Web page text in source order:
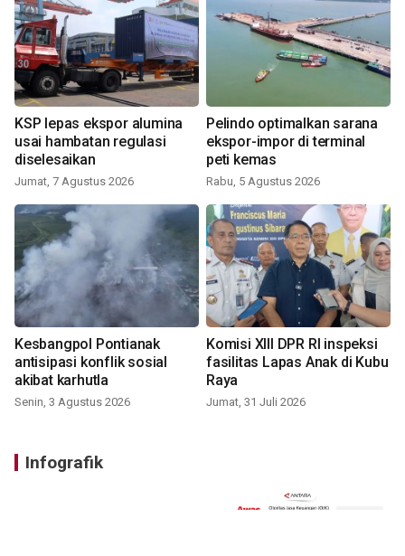
KSP lepas ekspor alumina
usai hambatan regulasi
diselesaikan
Jumat, 7 Agustus 2026
Pelindo optimalkan sarana
ekspor-impor di terminal
peti kemas
Rabu, 5 Agustus 2026
Kesbangpol Pontianak
antisipasi konflik sosial
akibat karhutla
Senin, 3 Agustus 2026
Komisi XIII DPR RI inspeksi
fasilitas Lapas Anak di Kubu
Raya
Jumat, 31 Juli 2026
Infografik